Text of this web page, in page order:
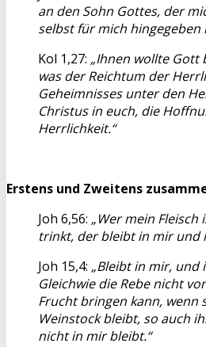
an den Sohn Gottes, der
selbst für mich hingegeben
Kol 1,27: „Ihnen wollte Gott
was der Reichtum der
Geheimnisses unter den
Christus in euch, die
Herrlichkeit.“
Erstens und Zweitens
Joh 6,56: „Wer mein
trinkt, der bleibt in mir und
Joh 15,4: „Bleibt in mir, und
Gleichwie die Rebe nicht
Frucht bringen kann, wenn
Weinstock bleibt, so auch
nicht in mir bleibt.“